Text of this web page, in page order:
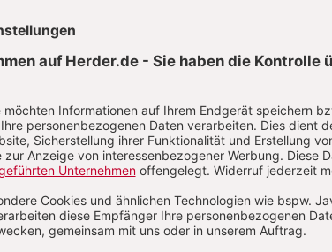
Abo testen
Sie haben ein Abonnement?Anmelden